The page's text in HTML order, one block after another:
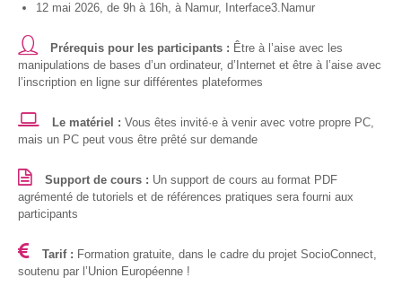
12 mai 2026, de 9h à 16h, à Namur, Interface3.Namur
Prérequis pour les participants : Être à l’aise avec les
manipulations de bases d’un ordinateur, d’Internet et être à l’aise avec
l’inscription en ligne sur différentes plateformes
Le matériel : Vous êtes invité·e à venir avec votre propre PC,
mais un PC peut vous être prêté sur demande
Support de cours : Un support de cours au format PDF
agrémenté de tutoriels et de références pratiques sera fourni aux
participants
Tarif : Formation gratuite, dans le cadre du projet SocioConnect,
soutenu par l’Union Européenne !
informatiques
Fiches
métiers
Informatique
: quelle
place pour
« Les métiers
informatiques…